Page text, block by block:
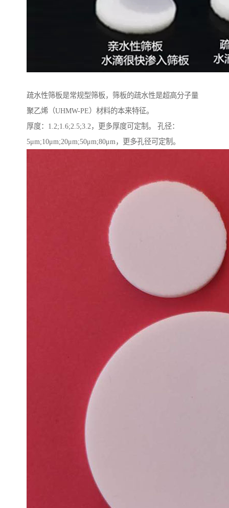
疏水性筛板是常规型筛板，筛板的疏水性是超高分子量
聚乙烯（UHMW-PE）材料的本来特征。
厚度：1.2;1.6;2.5;3.2，更多厚度可定制。 孔径：
5μm;10μm;20μm;50μm;80μm，更多孔径可定制。